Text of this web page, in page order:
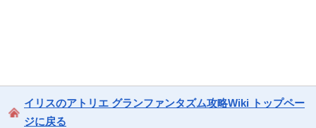
イリスのアトリエ グランファンタズム攻略Wiki トップペー
ジに戻る